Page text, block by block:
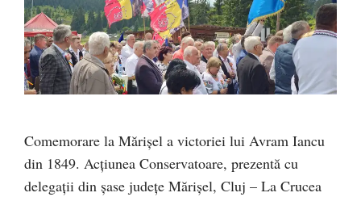
Comemorare la Mărișel a victoriei lui Avram Iancu
din 1849. Acțiunea Conservatoare, prezentă cu
delegații din șase județe Mărișel, Cluj – La Crucea